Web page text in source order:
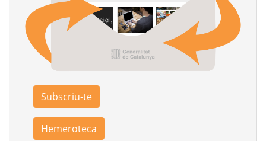
Subscriu-te
Hemeroteca